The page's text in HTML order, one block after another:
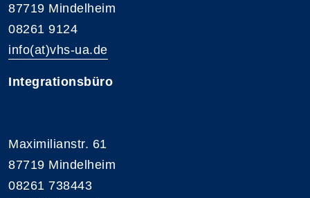
87719 Mindelheim
08261 9124
info(at)vhs-ua.de
Integrationsbüro
Maximilianstr. 61
87719 Mindelheim
08261 738443